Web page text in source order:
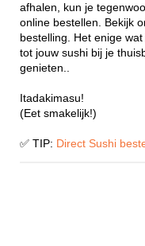
afhalen, kun je
online bestellen. Bekijk
bestelling. Het enige
tot jouw sushi bij je
genieten..
Itadakimasu!
(Eet smakelijk!)
✅ TIP: Direct Sushi